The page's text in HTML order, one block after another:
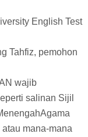
English Test
Tahfiz, pemohon
wajib
salinan Sijil
mana-mana